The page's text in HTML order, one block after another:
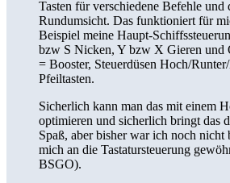
Tasten für verschiedene Befehle und
Rundumsicht. Das funktioniert für
Beispiel meine Haupt-
bzw S Nicken, Y bzw X Gieren und
= Booster, Steuerdüsen Hoch/
Pfeiltasten.
Sicherlich kann man das mit einem
optimieren und sicherlich bringt das
Spaß, aber bisher war ich noch nicht
mich an die Tastatursteuerung
BSGO).